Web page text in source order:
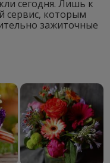
сегодня. Лишь к
сервис, которым
зажиточные